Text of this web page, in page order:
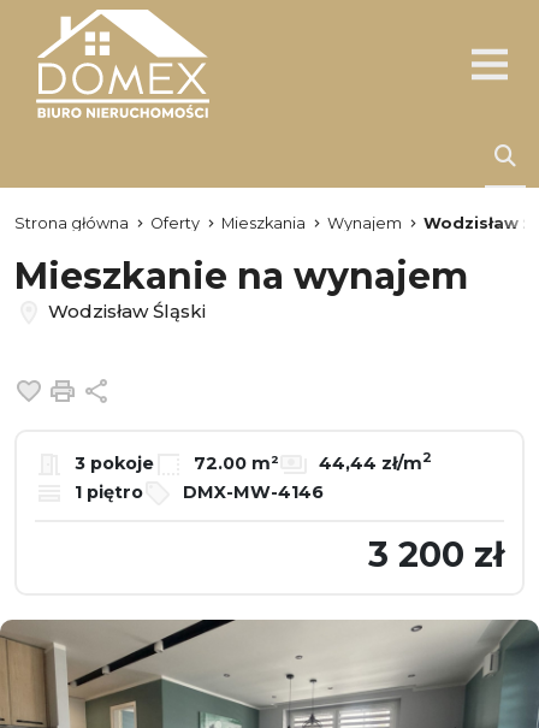
Strona główna Oferty Mieszkania Wynajem Wodzisław
Mieszkanie na wynajem
Wodzisław Śląski
Dodaj do ulubionych
Drukuj
3 pokoje 72.00 m² 44,44 zł/m2
1 piętro DMX-MW-4146
3 200 zł